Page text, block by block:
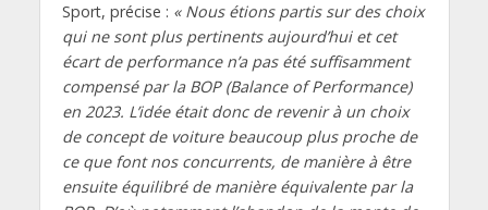
Sport, précise : « Nous étions partis sur des choix
qui ne sont plus pertinents aujourd’hui et cet
écart de performance n’a pas été suffisamment
compensé par la BOP (Balance of Performance)
en 2023. L’idée était donc de revenir à un choix
de concept de voiture beaucoup plus proche de
ce que font nos concurrents, de manière à être
ensuite équilibré de manière équivalente par la